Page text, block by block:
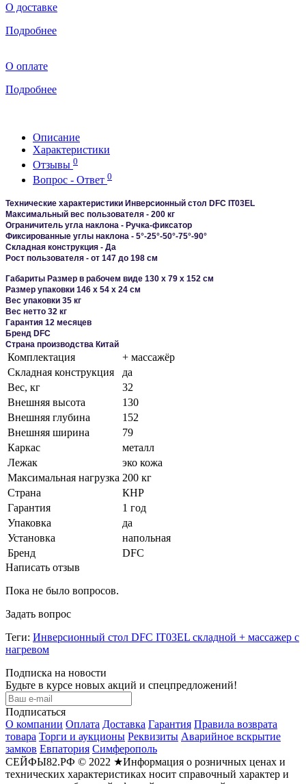
О доставке
Подробнее
О оплате
Подробнее
Описание
Характеристики
Отзывы 0
Вопрос - Ответ 0
Технические характеристики Инверсионный стол DFC IT03EL
Максимальный вес пользователя - 200 кг
Ограничитель угла наклона - Ручка-фиксатор
Фиксированные углы наклона - 5°-25°-50°-75°-90°
Складная конструкция - Да
Рост пользователя - от 147 до 198 см
Габариты Размер в рабочем виде 130 х 79 х 152 см
Размер упаковки 146 х 54 х 24 см
Вес упаковки 35 кг
Вес нетто 32 кг
Гарантия 12 месяцев
Бренд DFC
Страна производства Китай
Комплектация
+ массажёр
Складная конструкция
да
Вес, кг
32
Внешняя высота
130
Внешняя глубина
152
Внешняя ширина
79
Каркас
металл
Лежак
эко кожа
Максимальная нагрузка 200 кг
Страна
КНР
Гарантия
1 год
Упаковка
да
Установка
напольная
Бренд
DFC
Написать отзыв
Пока не было вопросов.
Задать вопрос
Теги: Инверсионный стол DFC IT03EL складной + массажер с
нагревом
Подписка на новости
Будьте в курсе новых акций и спецпредложений!
Подписаться
О компании Оплата Доставка Гарантия Правила возврата
товара Торги и аукционы Реквизиты Аварийное вскрытие
замков Евпатория Симферополь
СЕЙФЫ82.РФ © 2022 ★Информация о розничных ценах и
технических характеристиках носит справочный характер и